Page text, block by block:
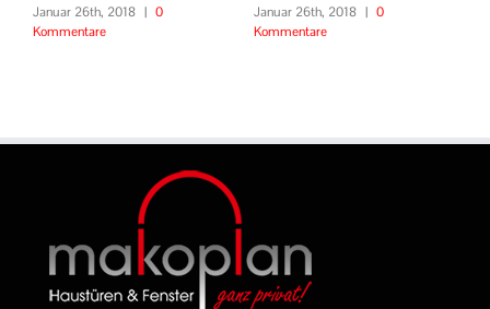
26th, 2018 | 0
Januar 26th, 2018 | 0
Kommentare